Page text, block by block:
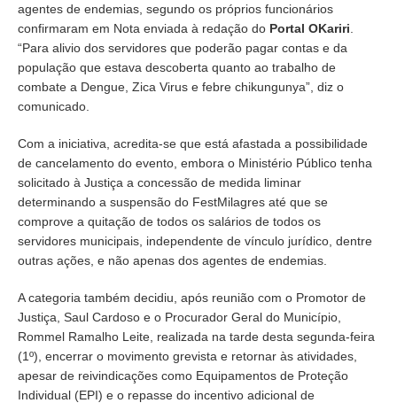
agentes de endemias, segundo os próprios funcionários
confirmaram em Nota enviada à redação do Portal OKariri
“Para alivio dos servidores que poderão pagar contas e da
população que estava descoberta quanto ao trabalho de
combate a Dengue, Zica Virus e febre chikungunya”, diz o
comunicado.
Com a iniciativa, acredita-se que está afastada a possibilidade
de cancelamento do evento, embora o Ministério Público tenha
solicitado à Justiça a concessão de medida liminar
determinando a suspensão do FestMilagres até que se
comprove a quitação de todos os salários de todos os
servidores municipais, independente de vínculo jurídico, dentre
outras ações, e não apenas dos agentes de endemias.
A categoria também decidiu, após reunião com o Promotor de
Justiça, Saul Cardoso e o Procurador Geral do Município,
Rommel Ramalho Leite, realizada na tarde desta segunda-feira
(1º), encerrar o movimento grevista e retornar às atividades,
apesar de reivindicações como Equipamentos de Proteção
Individual (EPI) e o repasse do incentivo adicional de